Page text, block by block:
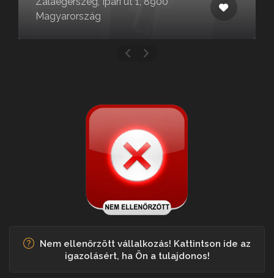
Magyarország
Nem ellenőrzött vállalkozás! Kattintson ide az
igazolásért, ha Ön a tulajdonos!